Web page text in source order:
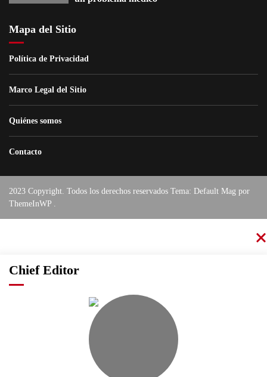
Mapa del Sitio
Política de Privacidad
Marco Legal del Sitio
Quiénes somos
Contacto
2023 Copyright. Todos los derechos reservados Tema: Default Mag por
ThemeInWP .
Chief Editor